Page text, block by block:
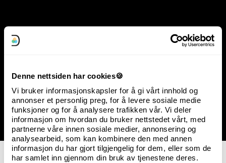
Denne nettsiden har cookies🍪
Vi bruker informasjonskapsler for å gi vårt innhold og
annonser et personlig preg, for å levere sosiale medie
funksjoner og for å analysere trafikken vår. Vi deler
informasjon om hvordan du bruker nettstedet vårt, med
partnerne våre innen sosiale medier, annonsering og
analysearbeid, som kan kombinere den med annen
informasjon du har gjort tilgjengelig for dem, eller som de
har samlet inn gjennom din bruk av tjenestene deres.
Konverteringsrate
Kundeinnsikt
Kundesegmentering